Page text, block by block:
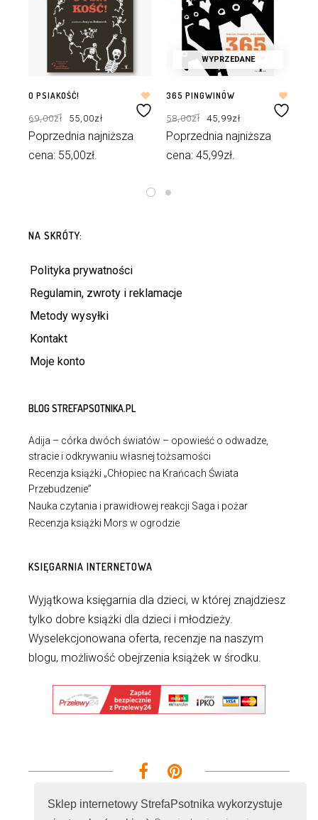
Sklep internetowy StrefaPsotnika wykorzystuje
O PSIAKOŚĆ!
69,00zł cena
wynosiła:
69,00zł.
55,00zł
Aktualna
cena
55,00zł.
Poprzednia najniższa
cena: 55,00zł.
WYPRZEDANE
365 PINGWINÓW
58,00zł cena
wynosiła:
58,00zł.
45,99zł
Aktualna
cena
45,99zł.
Poprzednia najniższa
cena: 45,99zł.
NA SKRÓTY:
Polityka prywatności
Regulamin, zwroty i reklamacje
Metody wysyłki
Kontakt
Moje konto
BLOG STREFAPSOTNIKA.PL
Adija – córka dwóch światów – opowieść o odwadze,
stracie i odkrywaniu własnej tożsamości
Recenzja książki „Chłopiec na Krańcach Świata
Przebudzenie”
Nauka czytania i prawidłowej reakcji Saga i pożar
Recenzja książki Mors w ogrodzie
KSIĘGARNIA INTERNETOWA
Wyjątkowa księgarnia dla dzieci, w której znajdziesz
tylko dobre książki dla dzieci i młodzieży.
Wyselekcjonowana oferta, recenzje na naszym
blogu, możliwość obejrzenia książek w środku.